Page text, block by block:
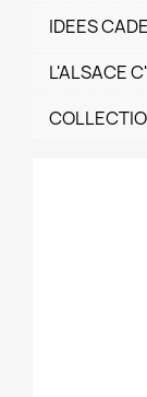
IDEES
L'ALSACE